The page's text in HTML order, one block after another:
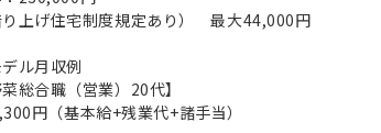
上げ住宅制度規定あり） 最大44,000円
デル月収例
菜総合職（営業）20代】
円（基本給+残業代+諸手当）